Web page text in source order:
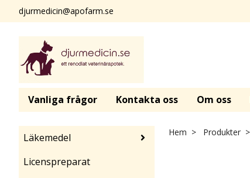
djurmedicin@apofarm.se
Vanliga frågor Kontakta oss Om oss
Läkemedel
Licenspreparat
Hem Produkter